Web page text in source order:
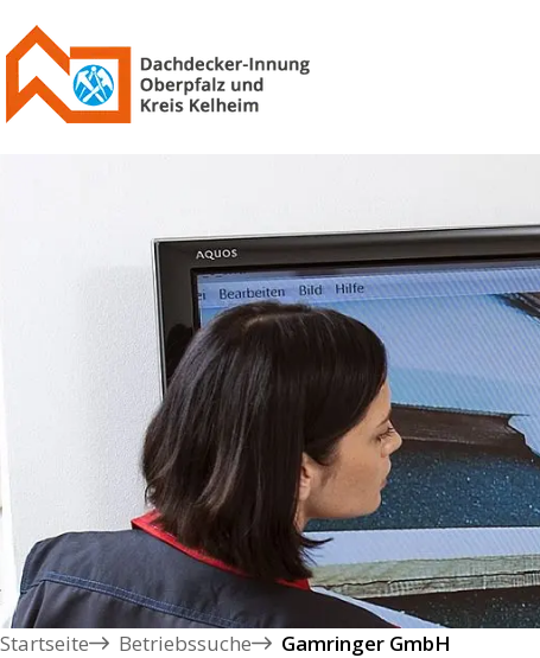
Startseite Betriebssuche Gamringer GmbH